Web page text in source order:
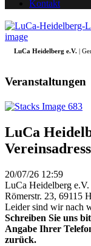
Kontakt
LuCa Heidelberg e.V. |
Veranstaltungen
LuCa
20/07/26 12:59
LuCa Heidelberg e.V.
Römerstr. 23, 69115
Leider sind wir nach
Schreiben Sie uns
Angabe Ihrer
zurück.